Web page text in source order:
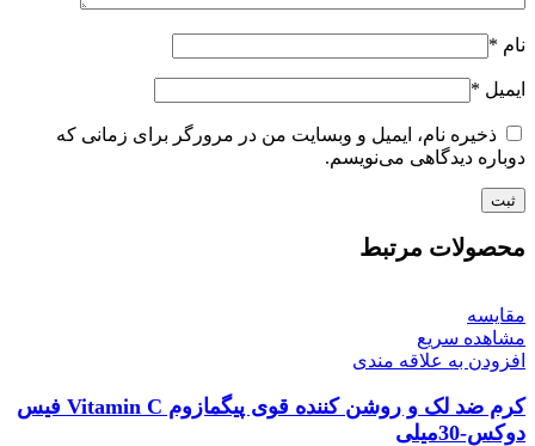
نام *
ایمیل *
ذخیره نام، ایمیل و وبسایت من در مرورگر برای زمانی که
دوباره دیدگاهی می‌نویسم.
محصولات مرتبط
مقایسه
مشاهده سریع
افزودن به علاقه مندی
کرم ضد لک و روشن کننده قوی پیگمازوم Vitamin C فیس
دوکس-30میلی